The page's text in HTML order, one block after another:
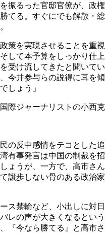
振るった官邸官僚が、政権
てる。すぐにでも解散・総
策を実現させることを重視
して本予算をしっかり仕上
受け流してきたと聞いてい
今井参与らの説得に耳を傾
しょう」
際ジャーナリストの小西克
の反中感情をテコとした追
有事発言は中国の制裁を招
ょうが、一方で、高市さん
譲歩しない骨のある政治家
ス禁輸など、小出しに対日
レの声が大きくなるという
『今なら勝てる』と高市さ